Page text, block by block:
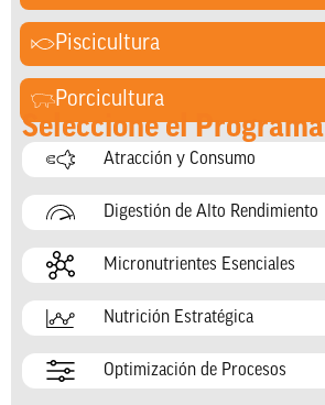
Piscicultura
Porcicultura
Seleccione el Programa
Atracción y Consumo
Digestión de Alto Rendimiento
Micronutrientes Esenciales
Nutrición Estratégica
Optimización de Procesos